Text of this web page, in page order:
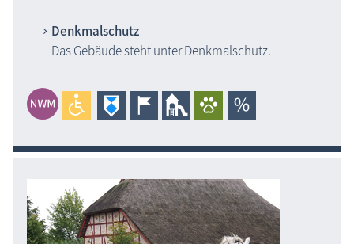
Denkmalschutz
Das Gebäude steht unter Denkmalschutz.